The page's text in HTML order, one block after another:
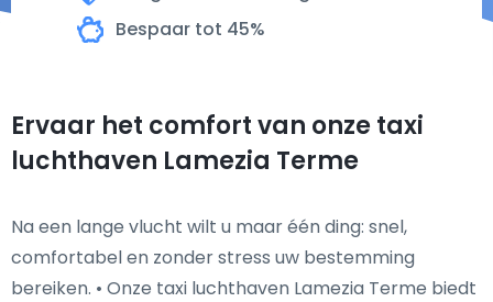
Bespaar tot 45%
Ervaar het comfort van onze taxi
luchthaven Lamezia Terme
Na een lange vlucht wilt u maar één ding: snel,
comfortabel en zonder stress uw bestemming
bereiken. • Onze taxi luchthaven Lamezia Terme biedt